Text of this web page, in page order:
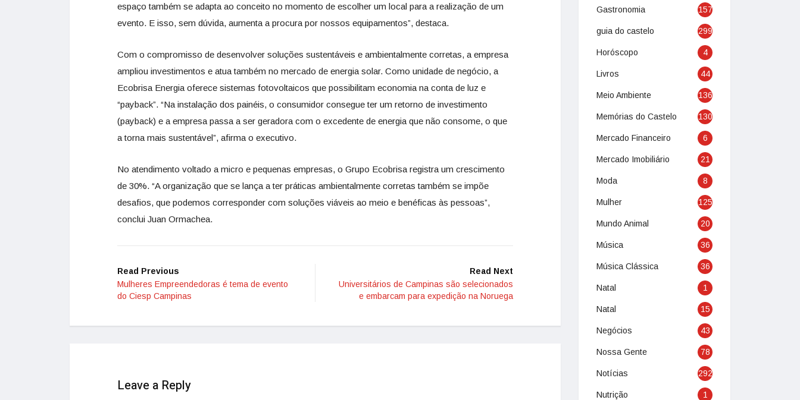
espaço também se adapta ao conceito no momento de escolher um local para a realização de um
evento. E isso, sem dúvida, aumenta a procura por nossos equipamentos”, destaca.
Com o compromisso de desenvolver soluções sustentáveis e ambientalmente corretas, a empresa
ampliou investimentos e atua também no mercado de energia solar. Como unidade de negócio, a
Ecobrisa Energia oferece sistemas fotovoltaicos que possibilitam economia na conta de luz e
“payback”. “Na instalação dos painéis, o consumidor consegue ter um retorno de investimento
(payback) e a empresa passa a ser geradora com o excedente de energia que não consome, o que
a torna mais sustentável”, afirma o executivo.
No atendimento voltado a micro e pequenas empresas, o Grupo Ecobrisa registra um crescimento
de 30%. “A organização que se lança a ter práticas ambientalmente corretas também se impõe
desafios, que podemos corresponder com soluções viáveis ao meio e benéficas às pessoas”,
conclui Juan Ormachea.
Read Previous
Mulheres Empreendedoras é tema de evento
do Ciesp Campinas
Read Next
Universitários de Campinas são selecionados
e embarcam para expedição na Noruega
Leave a Reply
Gastronomia 157
guia do castelo 299
Horóscopo 4
Livros 44
Meio Ambiente 136
Memórias do Castelo 130
Mercado Financeiro 6
Mercado Imobiliário 21
Moda 8
Mulher 125
Mundo Animal 20
Música 36
Música Clássica 36
Natal 1
Natal 15
Negócios 43
Nossa Gente 78
Notícias 292
Nutrição 1